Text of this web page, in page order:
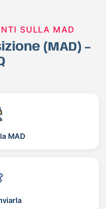
SULLA MAD
(MAD) –
MAD